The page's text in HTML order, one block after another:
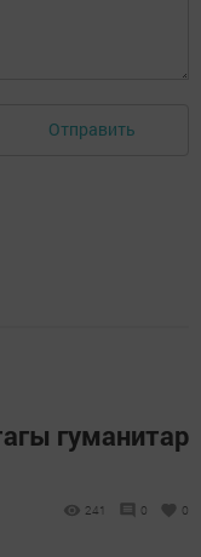
Отправить
гуманитар
241 0 0